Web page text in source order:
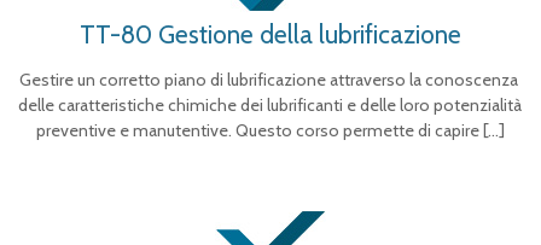
TT-80 Gestione della lubrificazione
Gestire un corretto piano di lubrificazione attraverso la conoscenza
delle caratteristiche chimiche dei lubrificanti e delle loro potenzialità
preventive e manutentive. Questo corso permette di capire[…]